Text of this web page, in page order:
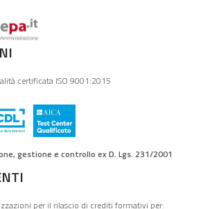
certificata ISO 9001:2015
gestione e controllo ex D. Lgs. 231/2001
per il rilascio di crediti formativi per: